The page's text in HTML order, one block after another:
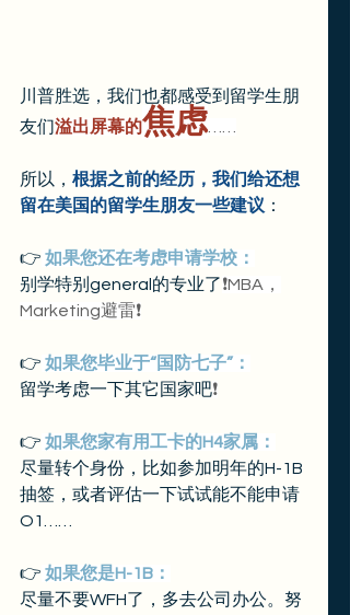
川普胜选，我们也都感受到留学生朋
友们溢出屏幕的焦虑
所以， 根据之前的经历，我们给还想
留在美国的留学生朋友一些建议 ：
👉 如果您还在考虑申请学校：
别学特别general的专业了❗️MBA，
Marketing避雷❗️
👉 如果您毕业于“国防七子”：
留学考虑一下其它国家吧❗️
👉 如果您家有用工卡的H4家属：
尽量转个身份，比如参加明年的H-1B
抽签，或者评估一下试试能不能申请
O1……
👉 如果您是H-1B：
尽量不要WFH了，多去公司办公。努